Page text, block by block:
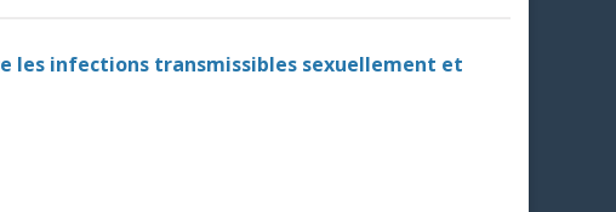
les infections transmissibles sexuellement et